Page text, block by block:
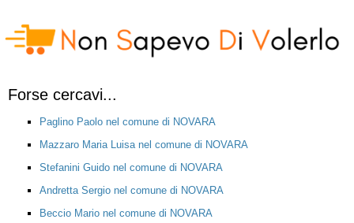
Forse cercavi...
Paglino Paolo nel comune di NOVARA
Mazzaro Maria Luisa nel comune di NOVARA
Stefanini Guido nel comune di NOVARA
Andretta Sergio nel comune di NOVARA
Beccio Mario nel comune di NOVARA